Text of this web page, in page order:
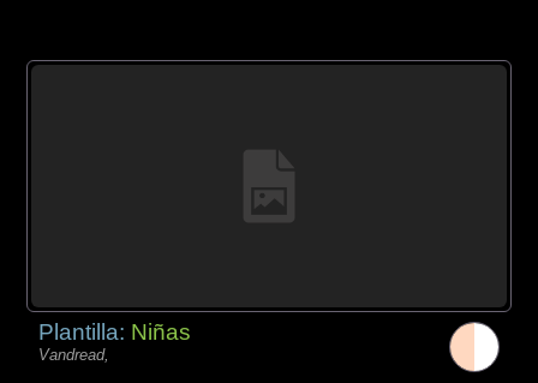
Plantilla: Niñas
Vandread,